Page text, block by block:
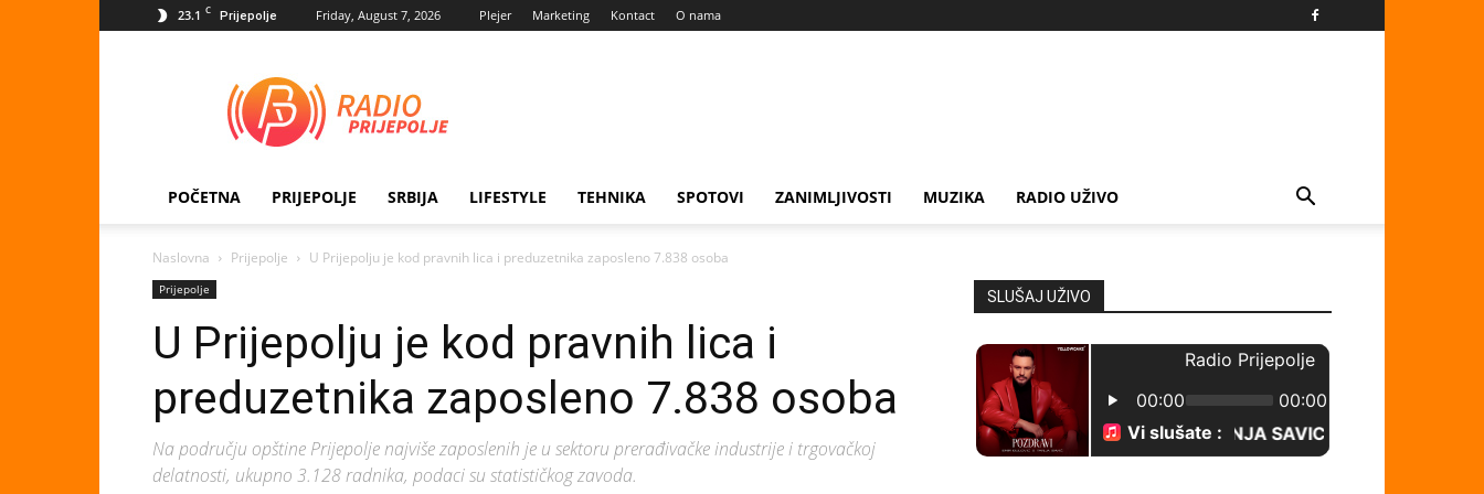
23.1 C Prijepolje Friday, August 7, 2026 Plejer Marketing Kontact O nama
Prijepolje
POČETNA PRIJEPOLJE SRBIJA LIFESTYLE TEHNIKA SPOTOVI ZANIMLJIVOSTI MUZIKA RADIO UŽIVO
Naslovna Prijepolje U Prijepolju je kod pravnih lica i preduzetnika zaposleno 7.838 osoba
Prijepolje
U Prijepolju je kod pravnih lica i
preduzetnika zaposleno 7.838 osoba
Na području opštine Prijepolje najviše zaposlenih je u sektoru prerađivačke industrije i trgovačkoj
delatnosti, ukupno 3.128 radnika, podaci su statističkog zavoda.
SLUŠAJ UŽIVO